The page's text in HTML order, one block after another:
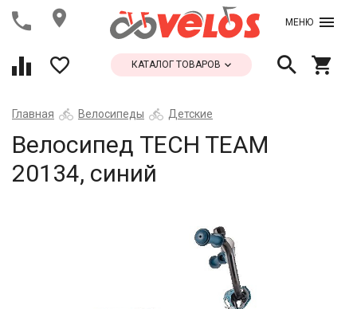
МЕНЮ
КАТАЛОГ ТОВАРОВ
Главная Велосипеды Детские
Велосипед TECH TEAM
20134, синий